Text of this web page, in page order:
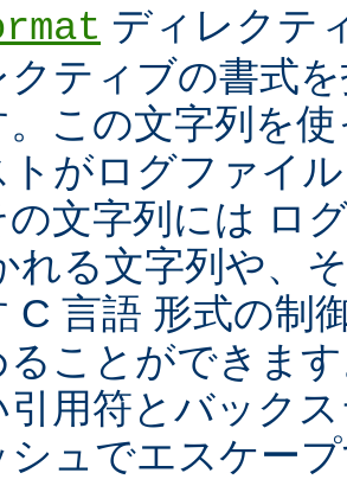
ディレクテ
クティブの書式
この文字列を
トがログファイ
の文字列には ロ
れる文字列や、
C 言語 形式の制
ることができま
引用符とバック
シュでエスケー